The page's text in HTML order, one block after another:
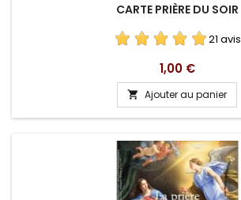
CARTE PRIÈRE DU SOIR
21 avis
Prix
1,00 €
 Ajouter au panier